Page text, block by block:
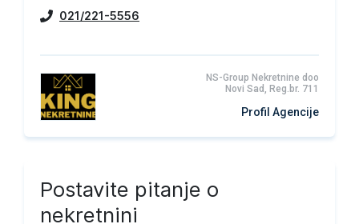
021/221-5556
NS-Group Nekretnine doo
Novi Sad, Reg.br. 711
Profil Agencije
Postavite pitanje o
nekretnini